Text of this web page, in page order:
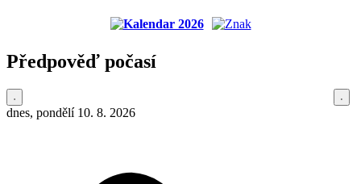
Předpověď počasí
dnes, pondělí 10. 8. 2026